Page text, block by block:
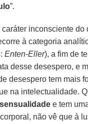
”.
inconsciente do
à categoria
Enten-Eller), a fim de
desse desespero, e
desespero tem mais
na intelectualidade.
sensualidade e tem
não vê que à